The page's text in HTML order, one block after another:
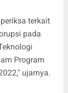
terkait
pada
Program
ujarnya.